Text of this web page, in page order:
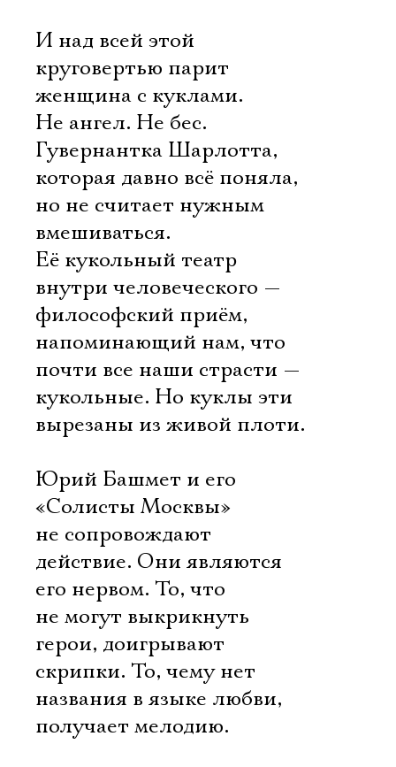
И над всей этой
круговертью парит
женщина с куклами.
Не ангел. Не бес.
Гувернантка Шарлотта,
которая давно всё поняла,
но не считает нужным
вмешиваться.
Её кукольный театр
внутри человеческого —
философский приём,
напоминающий нам, что
почти все наши страсти —
кукольные. Но куклы эти
вырезаны из живой плоти.
Юрий Башмет и его
«Солисты Москвы»
не сопровождают
действие. Они являются
его нервом. То, что
не могут выкрикнуть
герои, доигрывают
скрипки. То, чему нет
названия в языке любви,
получает мелодию.
Электропочта
Имя
Ознакомиться